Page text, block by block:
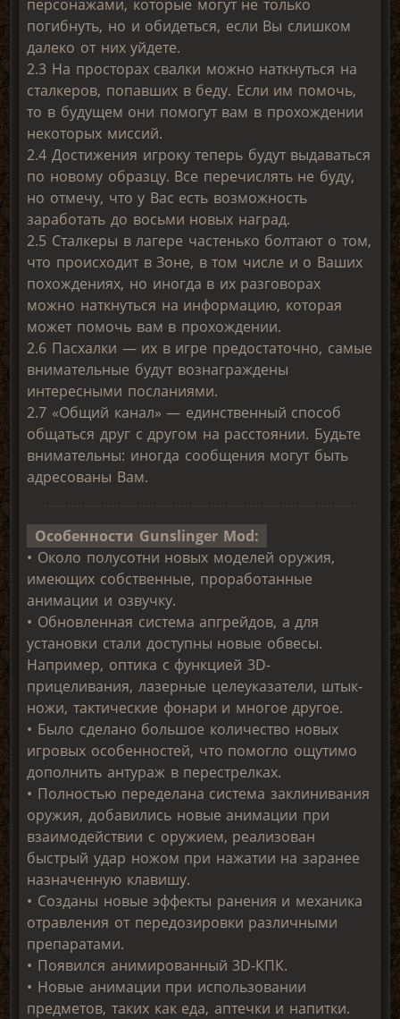
персонажами, которые могут не только
погибнуть, но и обидеться, если Вы слишком
далеко от них уйдете.
2.3 На просторах свалки можно наткнуться на
сталкеров, попавших в беду. Если им помочь,
то в будущем они помогут вам в прохождении
некоторых миссий.
2.4 Достижения игроку теперь будут выдаваться
по новому образцу. Все перечислять не буду,
но отмечу, что у Вас есть возможность
заработать до восьми новых наград.
2.5 Сталкеры в лагере частенько болтают о том,
что происходит в Зоне, в том числе и о Ваших
похождениях, но иногда в их разговорах
можно наткнуться на информацию, которая
может помочь вам в прохождении.
2.6 Пасхалки — их в игре предостаточно, самые
внимательные будут вознаграждены
интересными посланиями.
2.7 «Общий канал» — единственный способ
общаться друг с другом на расстоянии. Будьте
внимательны: иногда сообщения могут быть
адресованы Вам.
Особенности Gunslinger Mod:
• Около полусотни новых моделей оружия,
имеющих собственные, проработанные
анимации и озвучку.
• Обновленная система апгрейдов, а для
установки стали доступны новые обвесы.
Например, оптика с функцией 3D-
прицеливания, лазерные целеуказатели, штык-
ножи, тактические фонари и многое другое.
• Было сделано большое количество новых
игровых особенностей, что помогло ощутимо
дополнить антураж в перестрелках.
• Полностью переделана система заклинивания
оружия, добавились новые анимации при
взаимодействии с оружием, реализован
быстрый удар ножом при нажатии на заранее
назначенную клавишу.
• Созданы новые эффекты ранения и механика
отравления от передозировки различными
препаратами.
• Появился анимированный 3D-КПК.
• Новые анимации при использовании
предметов, таких как еда, аптечки и напитки.